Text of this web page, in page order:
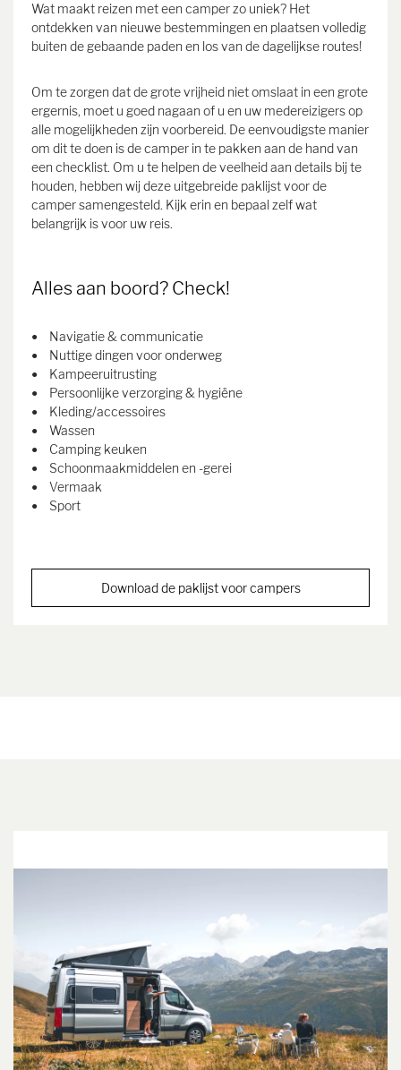
Wat maakt reizen met een camper zo uniek? Het
ontdekken van nieuwe bestemmingen en plaatsen volledig
buiten de gebaande paden en los van de dagelijkse routes!
Om te zorgen dat de grote vrijheid niet omslaat in een grote
ergernis, moet u goed nagaan of u en uw medereizigers op
alle mogelijkheden zijn voorbereid. De eenvoudigste manier
om dit te doen is de camper in te pakken aan de hand van
een checklist. Om u te helpen de veelheid aan details bij te
houden, hebben wij deze uitgebreide paklijst voor de
camper samengesteld. Kijk erin en bepaal zelf wat
belangrijk is voor uw reis.
Alles aan boord? Check!
Navigatie & communicatie
Nuttige dingen voor onderweg
Kampeeruitrusting
Persoonlijke verzorging & hygiëne
Kleding/accessoires
Wassen
Camping keuken
Schoonmaakmiddelen en -gerei
Vermaak
Sport
Download de paklijst voor campers